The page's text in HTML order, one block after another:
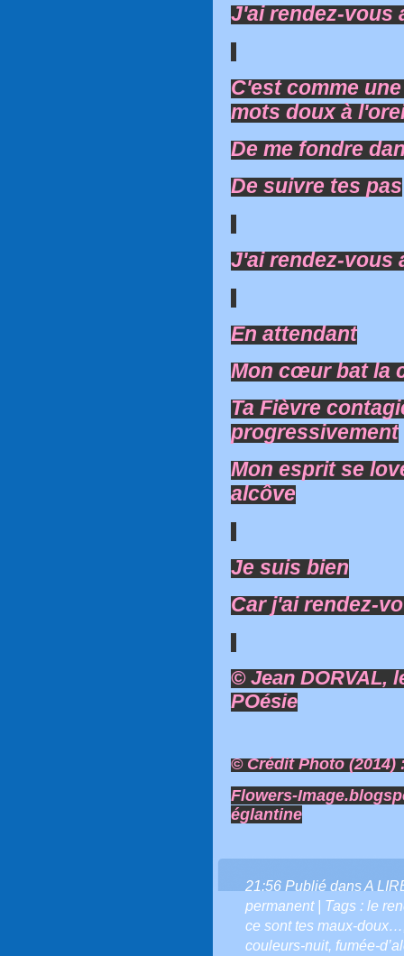
J'ai rendez-vous
C'est comme
mots doux à
De me fondre
De suivre tes pas
J'ai rendez-vous
En attendant
Mon cœur bat la
Ta Fièvre
progressivement
Mon esprit se
alcôve
Je suis bien
Car j'ai rendez-
© Jean DORVAL,
POésie
© Crédit Photo (2014)
Flowers-
églantine
21:56 Publié dansA
permanent| Tags : le
ce sont tes maux-doux…
couleurs-nuit, fumée-